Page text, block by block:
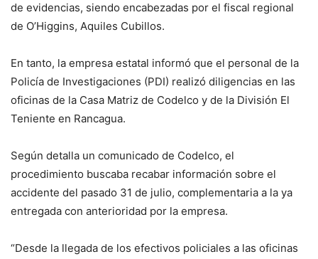
de evidencias, siendo encabezadas por el fiscal regional
de O’Higgins, Aquiles Cubillos.
En tanto, la empresa estatal informó que el personal de la
Policía de Investigaciones (PDI) realizó diligencias en las
oficinas de la Casa Matriz de Codelco y de la División El
Teniente en Rancagua.
Según detalla un comunicado de Codelco, el
procedimiento buscaba recabar información sobre el
accidente del pasado 31 de julio, complementaria a la ya
entregada con anterioridad por la empresa.
“Desde la llegada de los efectivos policiales a las oficinas